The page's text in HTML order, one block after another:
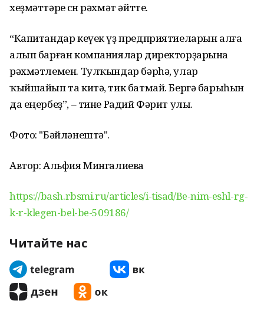
хеҙмәттәре өсөн рәхмәт әйтте.
“Капитандар кеүек үҙ предприятиеларын алға
алып барған компаниялар директорҙарына
рәхмәтлемен. Тулҡындар бәрһә, улар
ҡыйшайып та китә, тик батмай. Бергә барыһын
да еңербеҙ”, – тине Радий Фәрит улы.
Фото: "Бәйләнештә".
Автор: Альфия Мингалиева
https://bash.rbsmi.ru/articles/i-tisad/Be-nim-eshl-rg-
k-r-klegen-bel-be-509186/
Читайте нас